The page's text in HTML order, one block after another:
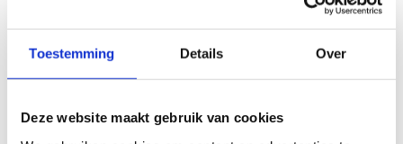
Toestemming Details Over
Deze website maakt gebruik van cookies